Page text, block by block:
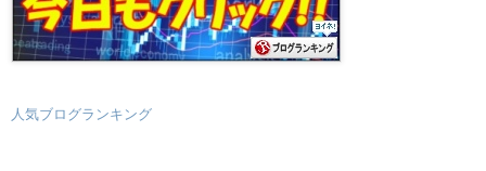
人気ブログランキング